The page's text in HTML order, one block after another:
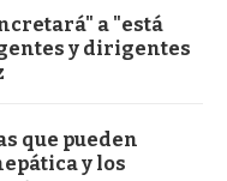
a "está
y dirigentes
que pueden
y los